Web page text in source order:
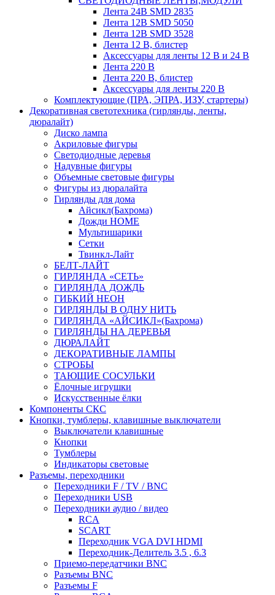
Лента 24В SMD 2835
Лента 12В SMD 5050
Лента 12В SMD 3528
Лента 12 В, блистер
Аксессуары для ленты 12 В и 24 В
Лента 220 В
Лента 220 В, блистер
Аксессуары для ленты 220 В
Комплектующие (ПРА, ЭПРА, ИЗУ, стартеры)
Декоративная светотехника (гирлянды, ленты,
дюралайт)
Диско лампа
Акриловые фигуры
Светодиодные деревья
Надувные фигуры
Объемные световые фигуры
Фигуры из дюралайта
Гирлянды для дома
Айсикл(Бахрома)
Дожди HOME
Мультишарики
Сетки
Твинкл-Лайт
БЕЛТ-ЛАЙТ
ГИРЛЯНДА «СЕТЬ»
ГИРЛЯНДА ДОЖДЬ
ГИБКИЙ НЕОН
ГИРЛЯНДЫ В ОДНУ НИТЬ
ГИРЛЯНДА «АЙСИКЛ»(Бахрома)
ГИРЛЯНДЫ НА ДЕРЕВЬЯ
ДЮРАЛАЙТ
ДЕКОРАТИВНЫЕ ЛАМПЫ
СТРОБЫ
ТАЮЩИЕ СОСУЛЬКИ
Ёлочные игрушки
Искусственные ёлки
Компоненты СКС
Кнопки, тумблеры, клавишные выключатели
Выключатели клавишные
Кнопки
Тумблеры
Индикаторы световые
Разъемы, переходники
Переходники F / TV / BNC
Переходники USB
Переходники аудио / видео
RCA
SCART
Переходник VGA DVI HDMI
Переходник-Делитель 3.5 , 6.3
Приемо-передатчики BNC
Разъемы BNC
Разъемы F